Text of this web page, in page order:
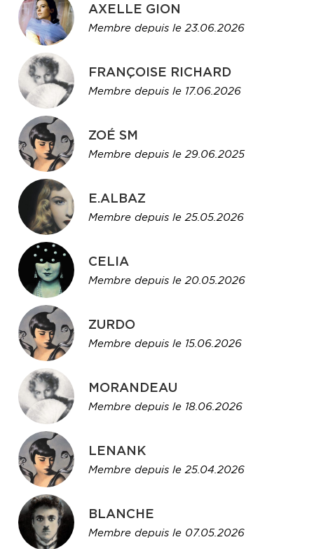
AXELLE GION
Membre depuis le 23.06.2026
FRANÇOISE RICHARD
Membre depuis le 17.06.2026
ZOÉ SM
Membre depuis le 29.06.2025
E.ALBAZ
Membre depuis le 25.05.2026
CELIA
Membre depuis le 20.05.2026
ZURDO
Membre depuis le 15.06.2026
MORANDEAU
Membre depuis le 18.06.2026
LENANK
Membre depuis le 25.04.2026
BLANCHE
Membre depuis le 07.05.2026